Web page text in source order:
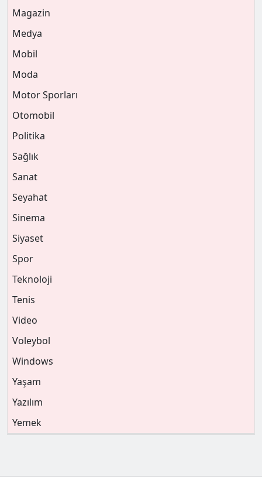
Magazin
Medya
Mobil
Moda
Motor Sporları
Otomobil
Politika
Sağlık
Sanat
Seyahat
Sinema
Siyaset
Spor
Teknoloji
Tenis
Video
Voleybol
Windows
Yaşam
Yazılım
Yemek